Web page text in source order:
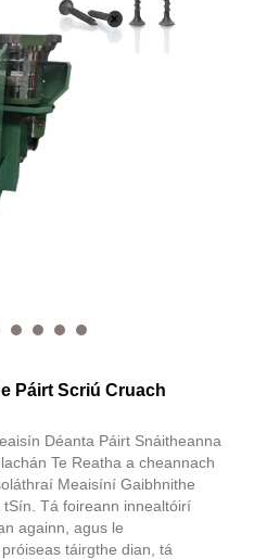
Páirt Scriú Cruach
Déanta Páirt Snáitheanna
Te Reatha a cheannach
Meaisíní Gaibhnithe
Tá foireann innealtóirí
againn, agus le
táirgthe dian, tá